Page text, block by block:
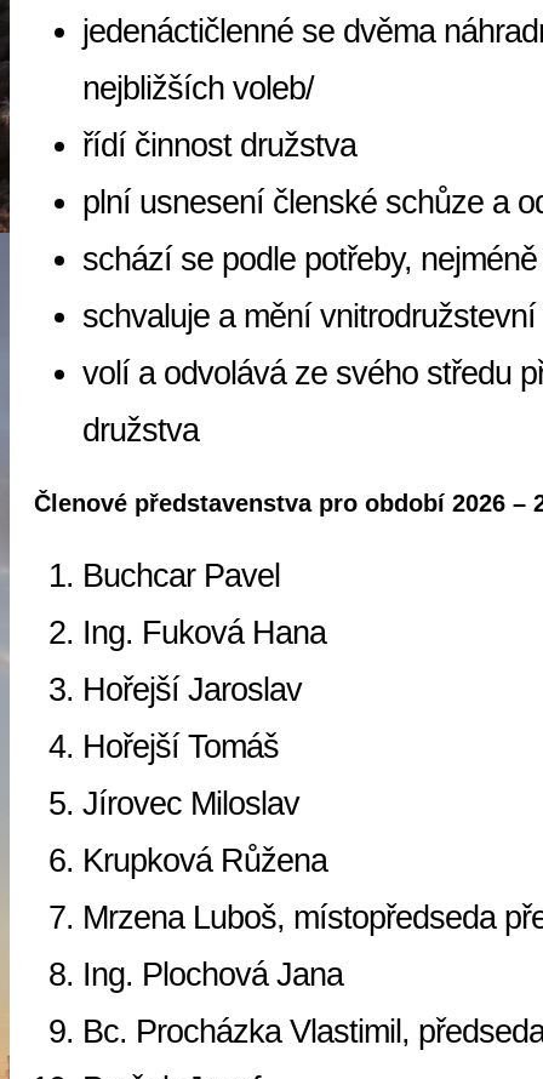
jedenáctičlenné se dvěma
nejbližších voleb/
řídí činnost družstva
plní usnesení členské schůze a
schází se podle potřeby,
schvaluje a mění
volí a odvolává ze svého středu
družstva
Členové představenstva pro období 2026 –
Buchcar Pavel
Ing. Fuková Hana
Hořejší Jaroslav
Hořejší Tomáš
Jírovec Miloslav
Krupková Růžena
Mrzena Luboš, místopředseda
Ing. Plochová Jana
Bc. Procházka Vlastimil,